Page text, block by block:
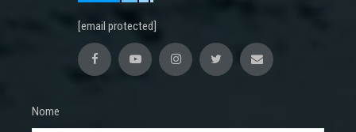
[email protected]
Nome